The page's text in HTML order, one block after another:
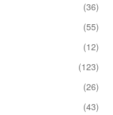
(36)
(55)
(12)
(123)
(26)
(43)